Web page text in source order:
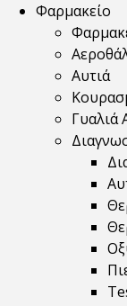
Φαρμακείο
Αυτιά
Γυαλιά